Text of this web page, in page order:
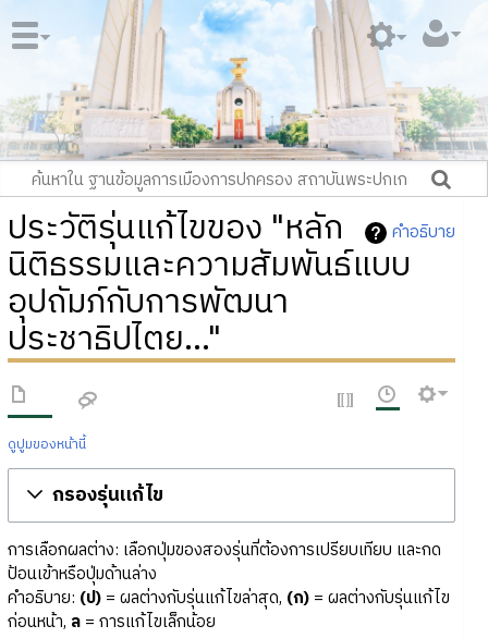
คำอธิบาย
ประวัติรุ่นแก้ไขของ "หลัก
นิติธรรมและความสัมพันธ์แบบ
อุปถัมภ์กับการพัฒนา
ประชาธิปไตย..."
ดูปูมของหน้านี้
กรองรุ่นแก้ไข
การเลือกผลต่าง: เลือกปุ่มของสองรุ่นที่ต้องการเปรียบเทียบ และกด
ป้อนเข้าหรือปุ่มด้านล่าง
คำอธิบาย: (ป)= ผลต่างกับรุ่นแก้ไขล่าสุด, (ก)= ผลต่างกับรุ่นแก้ไข
ก่อนหน้า, ล= การแก้ไขเล็กน้อย